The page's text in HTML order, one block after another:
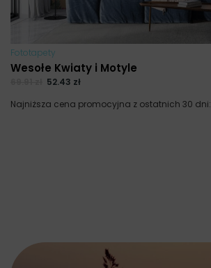
Fototapety
Wesołe Kwiaty i Motyle
52.43 zł
Najniższa cena promocyjna z ostatnich 30 dni: